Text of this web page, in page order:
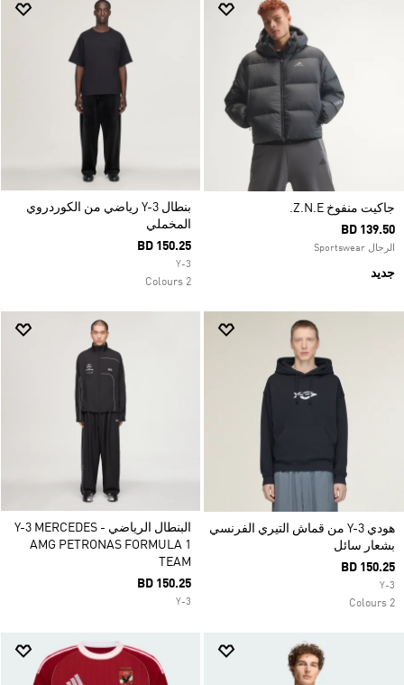
جاكيت منفوخ Z.N.E.
BD 139.50
الرجال Sportswear
جديد
بنطال Y-3 رياضي من الكوردروي
المخملي
BD 150.25
Y-3
2 Colours
هودي Y-3 من قماش التيري الفرنسي
بشعار سائل
BD 150.25
Y-3
2 Colours
البنطال الرياضي Y-3 MERCEDES -
AMG PETRONAS FORMULA 1
TEAM
BD 150.25
Y-3